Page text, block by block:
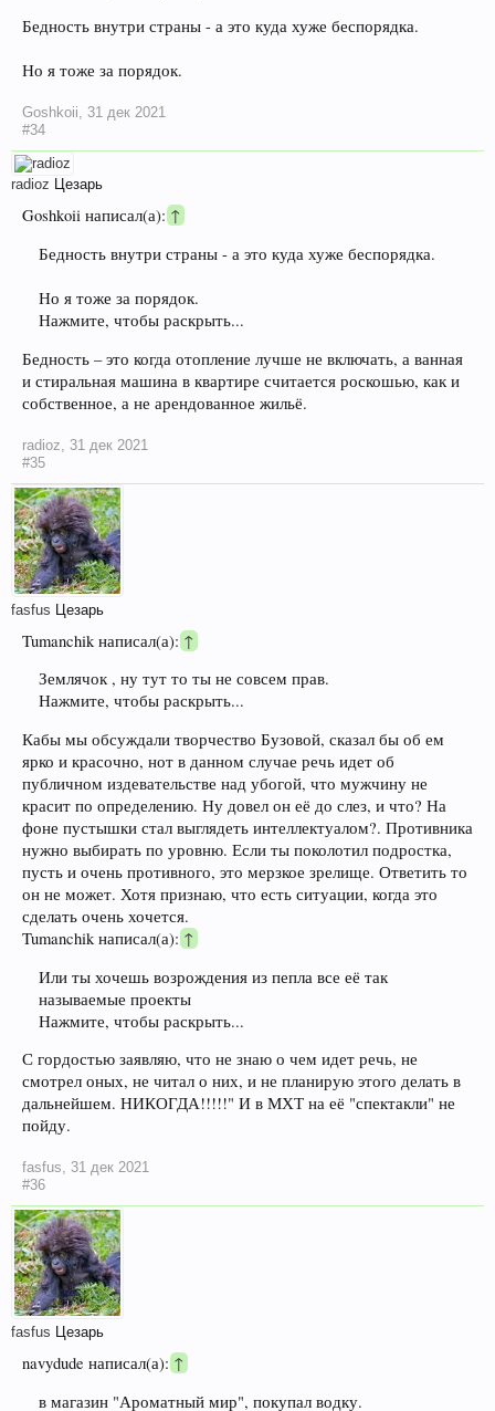
Бедность внутри страны - а это куда хуже беспорядка.
Но я тоже за порядок.
Goshkoii, 31 дек 2021
#34
radioz Цезарь
Goshkoii написал(а): ↑
Бедность внутри страны - а это куда хуже беспорядка.
Но я тоже за порядок.
Нажмите, чтобы раскрыть...
Бедность – это когда отопление лучше не включать, а ванная
и стиральная машина в квартире считается роскошью, как и
собственное, а не арендованное жильё.
radioz
31 дек 2021
#35
fasfus Цезарь
Tumanchik написал(а):↑
Землячок , ну тут то ты не совсем прав.
Нажмите, чтобы раскрыть...
Кабы мы обсуждали творчество Бузовой, сказал бы об ем
ярко и красочно, нот в данном случае речь идет об
публичном издевательстве над убогой, что мужчину не
красит по определению. Ну довел он её до слез, и что? На
фоне пустышки стал выглядеть интеллектуалом?. Противника
нужно выбирать по уровню. Если ты поколотил подростка,
пусть и очень противного, это мерзкое зрелище. Ответить то
он не может. Хотя признаю, что есть ситуации, когда это
сделать очень хочется.
Tumanchik написал(а):↑
Или ты хочешь возрождения из пепла все её так
называемые проекты
Нажмите, чтобы раскрыть...
С гордостью заявляю, что не знаю о чем идет речь, не
смотрел оных, не читал о них, и не планирую этого делать в
дальнейшем. НИКОГДА!!!!!" И в МХТ на её "спектакли" не
пойду.
fasfus, 31 дек 2021
#36
fasfus Цезарь
navydude написал(а): ↑
в магазин "Ароматный мир", покупал водку.